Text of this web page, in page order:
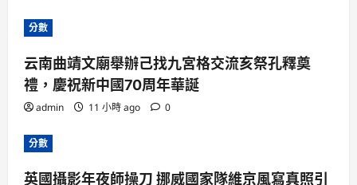
分數
云南曲靖文廟舉辦己找九宮格交流亥祭孔釋奠
禮，慶祝新中國70周年華誕
admin 11 小時 ago 0
分數
英國攝影年夜師操刀 挪威國家隊維京風寫真照引